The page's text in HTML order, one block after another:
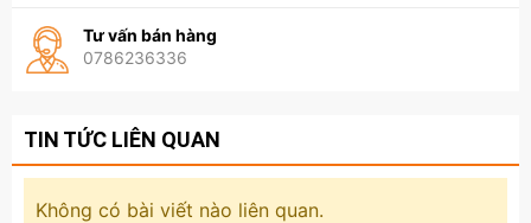
Tư vấn bán hàng
0786236336
TIN TỨC LIÊN QUAN
Không có bài viết nào liên quan.